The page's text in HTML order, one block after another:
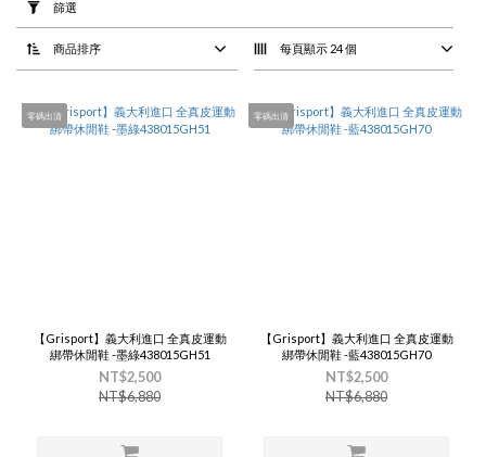
篩
選
(0/20)
價格
(NT$)
篩選
商品排序 每頁顯示 24 個
零碼出清
【Grisport】義大利進口 全真皮運動
綁帶休閒鞋 -墨綠438015GH51
NT$2,500
NT$6,880
零碼出清
【Grisport】義大利進口 全真皮運動
綁帶休閒鞋 -藍438015GH70
NT$2,500
NT$6,880